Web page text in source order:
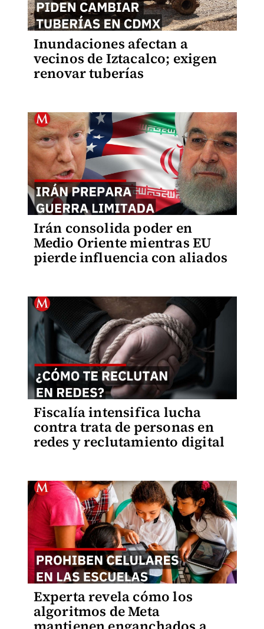
Inundaciones afectan a
vecinos de Iztacalco; exigen
renovar tuberías
Irán consolida poder en
Medio Oriente mientras EU
pierde influencia con aliados
Fiscalía intensifica lucha
contra trata de personas en
redes y reclutamiento digital
Experta revela cómo los
algoritmos de Meta